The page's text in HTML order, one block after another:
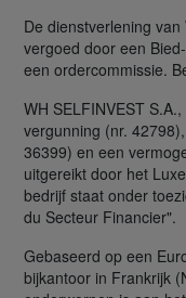
De dienstverlening
vergoed door een
een ordercommissie.
WH SELFINVEST
vergunning (nr.
36399) en een
uitgereikt door het
bedrijf staat onder
du Secteur Financier".
Gebaseerd op een
bijkantoor in Frankrijk